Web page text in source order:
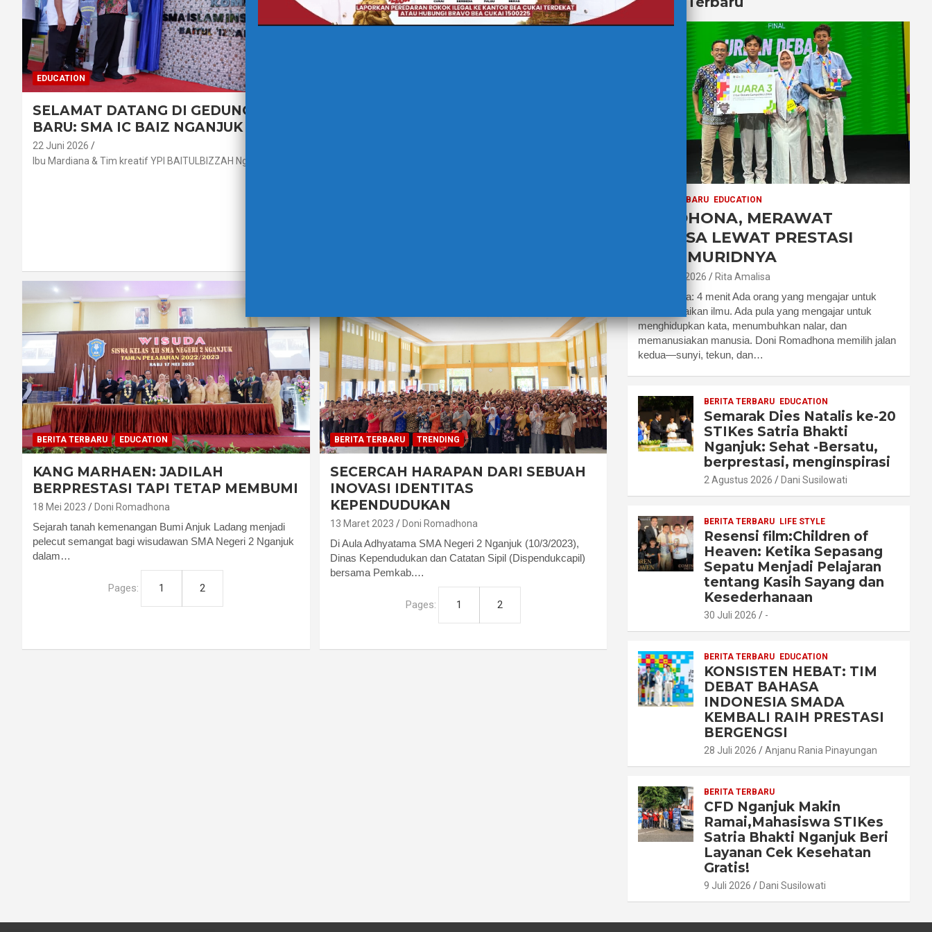
EDUCATION
SELAMAT DATANG DI GEDUNG
BARU: SMA IC BAIZ NGANJUK
22 Juni 2026
Ibu Mardiana & Tim kreatif YPI BAITULBIZZAH Nganjuk
BERITA TERBARU EDUCATION
KANG MARHAEN: JADILAH
BERPRESTASI TAPI TETAP MEMBUMI
18 Mei 2023 Doni Romadhona
Sejarah tanah kemenangan Bumi Anjuk Ladang menjadi
pelecut semangat bagi wisudawan SMA Negeri 2 Nganjuk
dalam…
Pages: 1 2
BERITA TERBARU TRENDING
SECERCAH HARAPAN DARI SEBUAH
INOVASI IDENTITAS
KEPENDUDUKAN
13 Maret 2023 Doni Romadhona
Di Aula Adhyatama SMA Negeri 2 Nganjuk (10/3/2023),
Dinas Kependudukan dan Catatan Sipil (Dispendukcapil)
bersama Pemkab.…
Pages: 1 2
BERITA TERBARU EDUCATION
PAK DHONA, MERAWAT
BAHASA LEWAT PRESTASI
PARA MURIDNYA
7 Agustus 2026 Rita Amalisa
Waktu baca: 4 menit Ada orang yang mengajar untuk
menyampaikan ilmu. Ada pula yang mengajar untuk
menghidupkan kata, menumbuhkan nalar, dan
memanusiakan manusia. Doni Romadhona memilih jalan
kedua—sunyi, tekun, dan…
BERITA TERBARU EDUCATION
Semarak Dies Natalis ke-20
STIKes Satria Bhakti
Nganjuk: Sehat -Bersatu,
berprestasi, menginspirasi
2 Agustus 2026 Dani Susilowati
BERITA TERBARU LIFE STYLE
Resensi film:Children of
Heaven: Ketika Sepasang
Sepatu Menjadi Pelajaran
tentang Kasih Sayang dan
Kesederhanaan
30 Juli 2026 -
BERITA TERBARU EDUCATION
KONSISTEN HEBAT: TIM
DEBAT BAHASA
INDONESIA SMADA
KEMBALI RAIH PRESTASI
BERGENGSI
28 Juli 2026 Anjanu Rania Pinayungan
BERITA TERBARU
CFD Nganjuk Makin
Ramai,Mahasiswa STIKes
Satria Bhakti Nganjuk Beri
Layanan Cek Kesehatan
Gratis!
9 Juli 2026 Dani Susilowati